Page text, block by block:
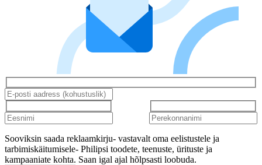
Sooviksin saada reklaamkirju- vastavalt oma eelistustele ja
tarbimiskäitumisele- Philipsi toodete, teenuste, ürituste ja
kampaaniate kohta. Saan igal ajal hõlpsasti loobuda.